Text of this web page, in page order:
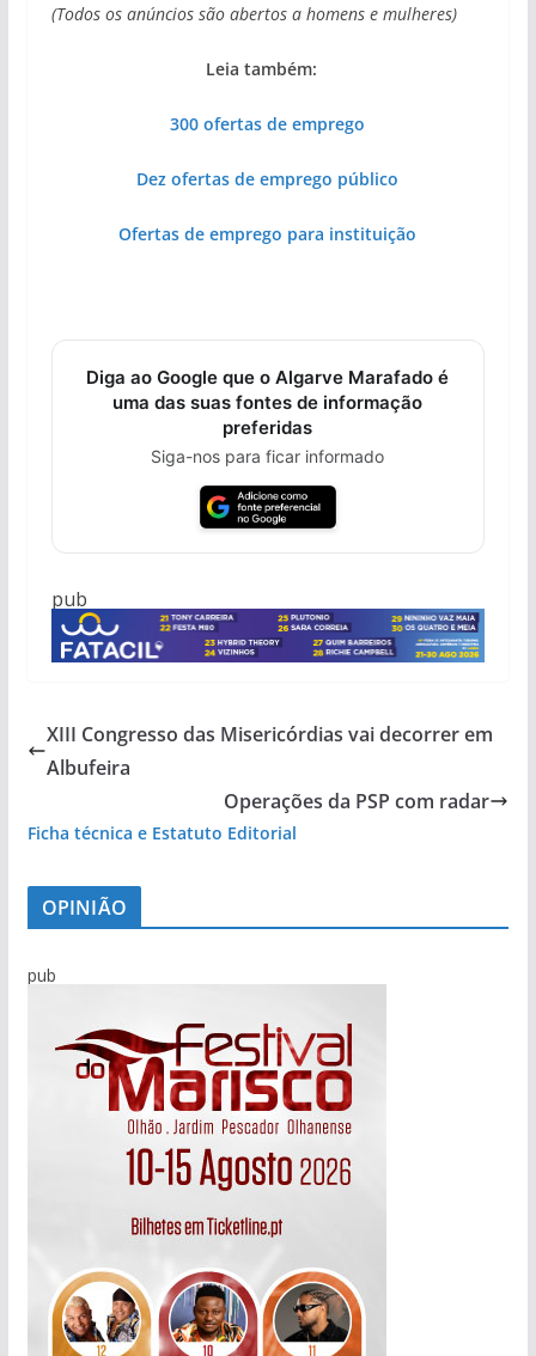
(Todos os anúncios são abertos a homens e mulheres)
Leia também:
300 ofertas de emprego
Dez ofertas de emprego público
Ofertas de emprego para instituição
Diga ao Google que o Algarve Marafado é
uma das suas fontes de informação
preferidas
Siga-nos para ficar informado
pub
XIII Congresso das Misericórdias vai decorrer em
Albufeira
Operações da PSP com radar
Ficha técnica e Estatuto Editorial
OPINIÃO
pub